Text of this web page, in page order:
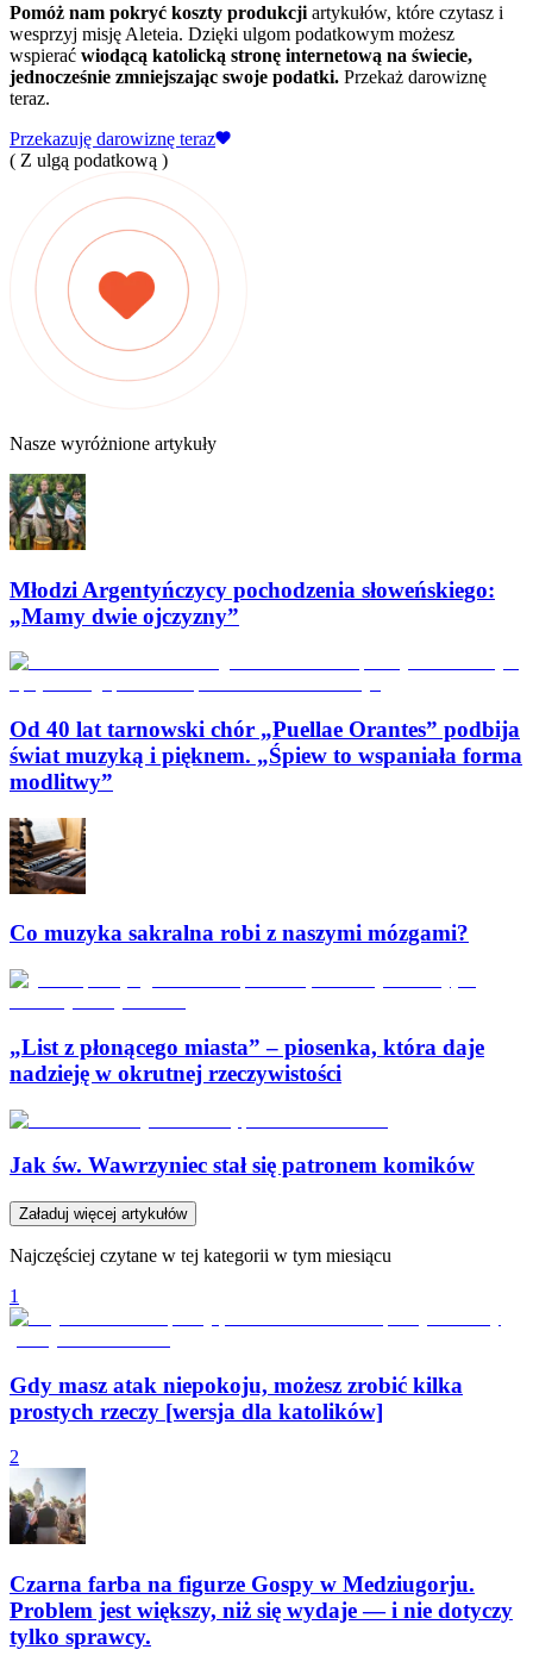
Pomóż nam pokryć koszty produkcji artykułów, które czytasz i
wesprzyj misję Aleteia. Dzięki ulgom podatkowym możesz
wspierać wiodącą katolicką stronę internetową na świecie,
jednocześnie zmniejszając swoje podatki. Przekaż darowiznę
teraz.
Przekazuję darowiznę teraz
( Z ulgą podatkową )
Nasze wyróżnione artykuły
Młodzi Argentyńczycy pochodzenia słoweńskiego:
„Mamy dwie ojczyzny”
Od 40 lat tarnowski chór „Puellae Orantes” podbija
świat muzyką i pięknem. „Śpiew to wspaniała forma
modlitwy”
Co muzyka sakralna robi z naszymi mózgami?
„List z płonącego miasta” – piosenka, która daje
nadzieję w okrutnej rzeczywistości
Jak św. Wawrzyniec stał się patronem komików
Załaduj więcej artykułów
Najczęściej czytane w tej kategorii w tym miesiącu
1
Gdy masz atak niepokoju, możesz zrobić kilka
prostych rzeczy [wersja dla katolików]
2
Czarna farba na figurze Gospy w Medziugorju.
Problem jest większy, niż się wydaje — i nie dotyczy
tylko sprawcy.